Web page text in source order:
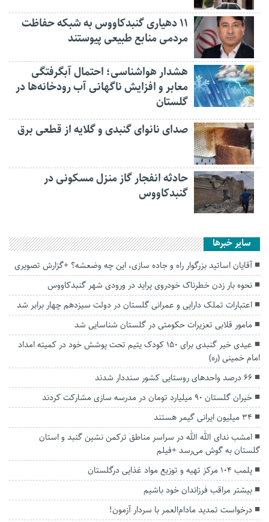
۱۱ دهیاری گنبدکاووس به شبکه حفاظت
مردمی منابع طبیعی پیوستند
هشدار هواشناسی؛ احتمال آبگرفتگی
معابر و افزایش ناگهانی آب رودخانه‌ها در
گلستان
صدای نانوای گنبدی و گلایه از قطعی برق
حادثه انفجار گاز منزل مسکونی در
گنبدکاووس
سایر خبرها
آقایان اساتید بزرگوار راه و جاده سازی، این چه وضعشه؟ +گزارش تصویری
نحوه بار زدن خطرناک خودروی پراید در ورودی شهر گنبدکاووس
اعتبارات تملک دارایی و عمرانی گلستان در دولت سیزدهم چهار برابر شد
مامور قلابی تعزیرات حکومتی در گلستان شناسایی شد
عیدی خیر گنبدی برای ۱۵۰ کودک یتیم تحت پوشش خود در کمیته امداد
امام خمینی (ره)
۶۶ درصد واحدهای روستایی کشور سنددار شدند
خیران گلستان ۹۰ میلیارد تومان در مدرسه سازی مشارکت کردند
۳۴ میلیون ایرانی گیمر هستند
امشب ندای الله الله در سراسر مناطق ترکمن نشین گنبد و استان
گلستان به گوش می‌رسد +فیلم
پلمب ۱۰۴ مرکز تهیه و توزیع مواد غذایی درگلستان
بیشتر مراقب فرزاندان خود باشیم
درخواست تمدید مادام‌العمر با سردار آزمون!